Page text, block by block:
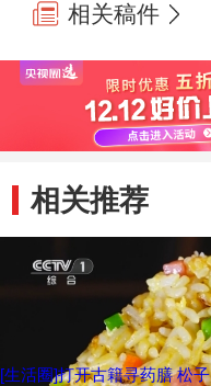
相关稿件
相关推荐
[生活圈]打开古籍寻药膳 松子